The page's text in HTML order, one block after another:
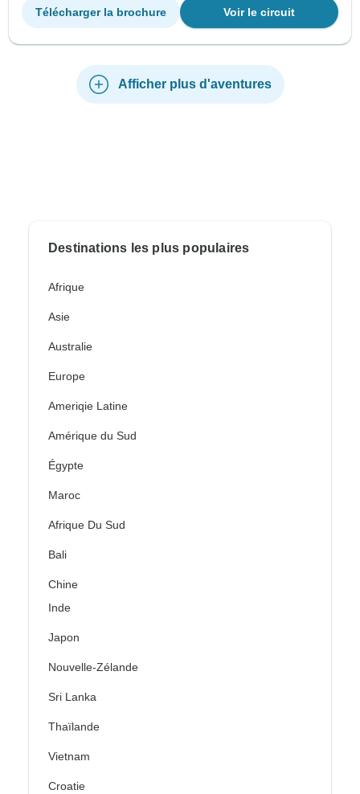
Voir le circuit
Télécharger la brochure
Afficher plus d'aventures
Destinations les plus populaires
Afrique
Asie
Australie
Europe
Ameriqie Latine
Amérique du Sud
Égypte
Maroc
Afrique Du Sud
Bali
Chine
Inde
Japon
Nouvelle-Zélande
Sri Lanka
Thaïlande
Vietnam
Croatie